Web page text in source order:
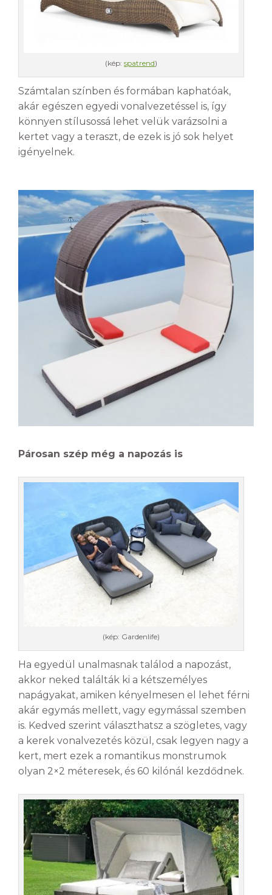
(kép:spatrend)
Számtalan színben és formában kaphatóak,
akár egészen egyedi vonalvezetéssel is, így
könnyen stílusossá lehet velük varázsolni a
kertet vagy a teraszt, de ezek is jó sok helyet
igényelnek.
Párosan szép még a napozás is
(kép: Gardenlife)
Ha egyedül unalmasnak találod a napozást,
akkor neked találták ki a kétszemélyes
napágyakat, amiken kényelmesen el lehet férni
akár egymás mellett, vagy egymással szemben
is. Kedved szerint választhatsz a szögletes, vagy
a kerek vonalvezetés közül, csak legyen nagy a
kert, mert ezek a romantikus monstrumok
olyan 2×2 méteresek, és 60 kilónál kezdődnek.